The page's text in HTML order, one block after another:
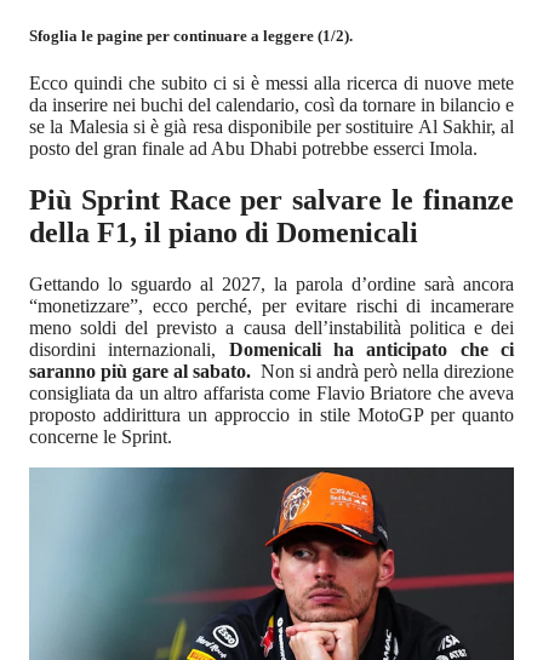
Sfoglia le pagine per continuare a leggere (1/2).
Ecco quindi che subito ci si è messi alla ricerca di nuove mete
da inserire nei buchi del calendario, così da tornare in bilancio e
se la Malesia si è già resa disponibile per sostituire Al Sakhir, al
posto del gran finale ad Abu Dhabi potrebbe esserci Imola.
Più Sprint Race per salvare le finanze
della F1, il piano di Domenicali
Gettando lo sguardo al 2027, la parola d’ordine sarà ancora
“monetizzare”, ecco perché, per evitare rischi di incamerare
meno soldi del previsto a causa dell’instabilità politica e dei
disordini internazionali, Domenicali ha anticipato che ci
saranno più gare al sabato. Non si andrà però nella direzione
consigliata da un altro affarista come Flavio Briatore che aveva
proposto addirittura un approccio in stile MotoGP per quanto
concerne le Sprint.